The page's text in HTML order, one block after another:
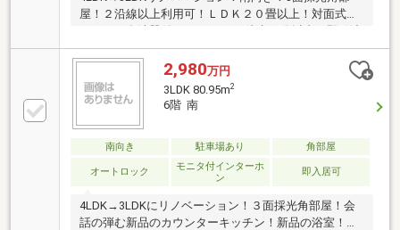
屋！２沿線以上利用可！ＬＤＫ２０畳以上！対面式キ
可！駅まで平坦！総合病院 徒歩10分以内！シャワー付
洗面化粧台！セキュリティ充実！バリアフリー！２面
以上バルコニー！温水洗浄便座！ＴＶモニタ付インタ
ーホン＆オートロック！通風良好！ＩＨクッキングヒ
2,980万円
3LDK 80.95m2
6階 南
南向き 駐車場あり 角部屋
オートロック
モニタ付インターホ
ン
即入居可
4LDK→3LDKにリノベーション！３面採光角部屋！会
話の弾む新品のカウンターキッチン！新品の浴室！人